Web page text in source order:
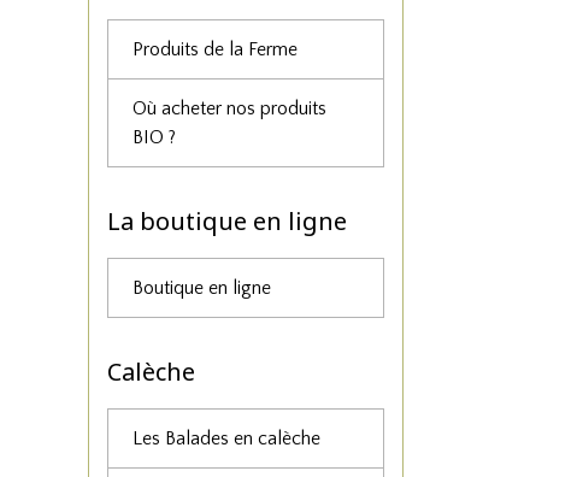
Produits de la Ferme
Où acheter nos produits
BIO ?
La boutique en ligne
Boutique en ligne
Calèche
Les Balades en calèche